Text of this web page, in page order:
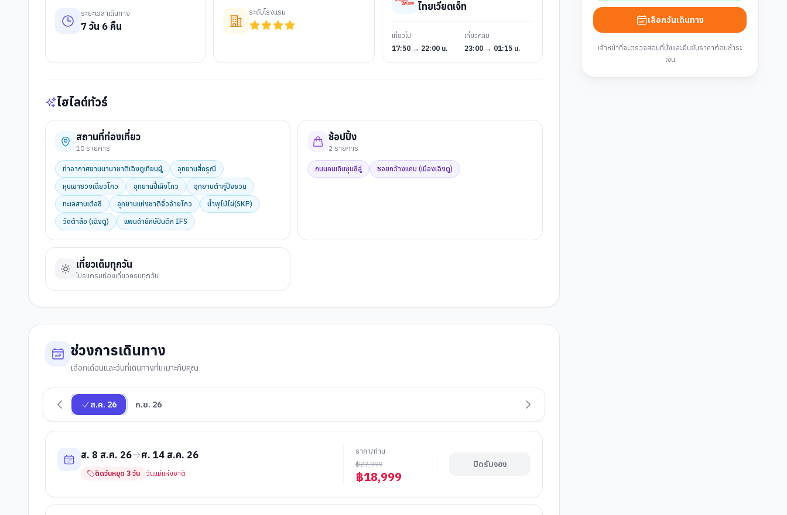
ระยะเวลาเดินทาง
7 วัน 6 คืน
ระดับโรงแรม ไทยเวียตเจ็ท
เที่ยวไป
17:50 → 22:00 น.
เที่ยวกลับ
23:00 → 01:15 น.
ไฮไลต์ทัวร์
สถานที่ท่องเที่ยว
10 รายการ
ท่าอากาศยานนานาชาติเฉิงตูเทียนฝู่
อุทยานสี่ดรุณี
หุบเขาซวงเฉียวโกว
อุทยานปี้เผิงโกว
อุทยานต๋ากู่ปิ่งชวน
ทะเลสาบเต๋อซี
อุทยานแห่งชาติจิ่วจ้ายโกว
น้ำพุไม้ไผ่(SKP)
วัดต้าสือ (เฉิงตู)
แพนด้ายักษ์ปีนตึก IFS
ช้อปปิ้ง
2 รายการ
ถนนคนเดินซุนซีลู่ ซอยกว้างแคบ (เมืองเฉิงตู)
เที่ยวเต็มทุกวัน
โปรแกรมท่องเที่ยวครบทุกวัน
ช่วงการเดินทาง
เลือกเดือนและวันที่เดินทางที่เหมาะกับคุณ
ส.ค. 26 ก.ย. 26
ส. 8 ส.ค. 26 ศ. 14 ส.ค. 26
ติดวันหยุด 3 วัน วันแม่แห่งชาติ
ราคา/ท่าน
฿27,999
฿18,999
ปิดรับจอง
เลือกวันเดินทาง
เจ้าหน้าที่จะตรวจสอบที่นั่งและยืนยันราคาก่อนชำระ
เงิน